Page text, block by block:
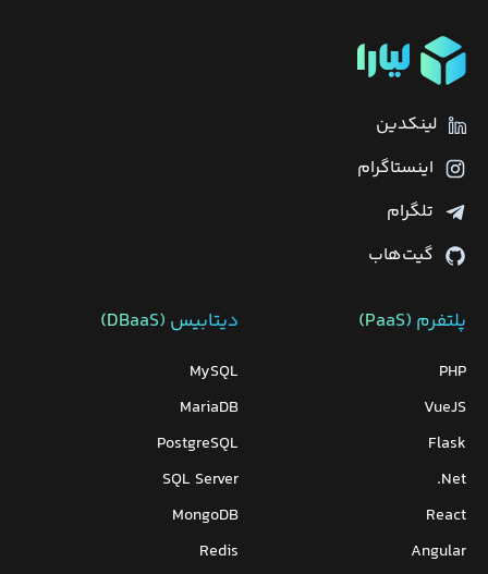
لینکدین
اینستاگرام
تلگرام
گیت‌هاب
پلتفرم (PaaS)
PHP
VueJS
Flask
Net.
React
Angular
دیتابیس‌ (DBaaS)
MySQL
MariaDB
PostgreSQL
SQL Server
MongoDB
Redis